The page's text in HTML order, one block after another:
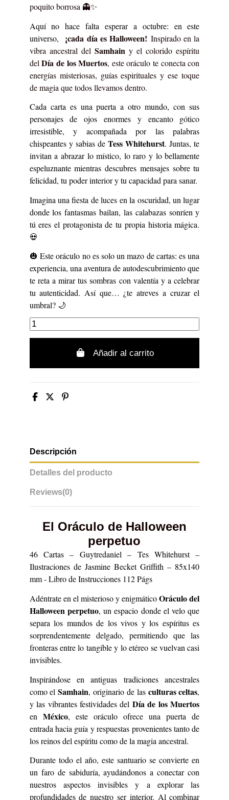
poquito borrosa 👻✨
Aquí no hace falta esperar a octubre: en este
universo,
¡cada día es Halloween! Inspirado en la
vibra ancestral del Samhain y el colorido espíritu
delDía de los Muertos, este oráculo te conecta con
energías misteriosas, guías espirituales y ese toque
de magia que todos llevamos dentro.
Cada carta es una puerta a otro mundo, con sus
personajes de ojos enormes y encanto gótico
irresistible, y acompañada por las palabras
chispeantes y sabias deTess Whitehurst. Juntas, te
invitan a abrazar lo místico, lo raro y lo bellamente
espeluznante mientras descubres mensajes sobre tu
felicidad, tu poder interior y tu capacidad para sanar.
Imagina una fiesta de luces en la oscuridad, un lugar
donde los fantasmas bailan, las calabazas sonríen y
tú eres el protagonista de tu propia historia mágica.
💀
🎃 Este oráculo no es solo un mazo de cartas: es una
experiencia, una aventura de autodescubrimiento que
te reta a mirar tus sombras con valentía y a celebrar
tu autenticidad. Así que… ¿te atreves a cruzar el
umbral? 🌙
Añadir al carrito
Descripción
Detalles del producto
Reviews(0)
El Oráculo de Halloween
perpetuo
46 Cartas – Guytredaniel – Tes Whitehurst –
Ilustraciones de Jasmine Becket Griffith – 85x140
mm - Libro de Instrucciones 112 Págs
Adéntrate en el misterioso y enigmáticoOráculo del
Halloween perpetuo, un espacio donde el velo que
separa los mundos de los vivos y los espíritus es
sorprendentemente delgado, permitiendo que las
fronteras entre lo tangible y lo etéreo se vuelvan casi
invisibles.
Inspirándose en antiguas tradiciones ancestrales
como elSamhain, originario de las culturas celtas,
y las vibrantes festividades del Día de los Muertos
en México, este oráculo ofrece una puerta de
entrada hacia guía y respuestas provenientes tanto de
los reinos del espíritu como de la magia ancestral.
Durante todo el año, este santuario se convierte en
un faro de sabiduría, ayudándonos a conectar con
nuestros aspectos invisibles y a explorar las
profundidades de nuestro ser interior. Al combinar